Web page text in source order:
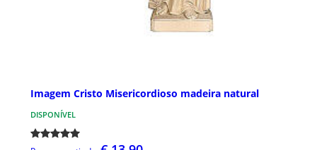
Imagem Cristo Misericordioso madeira natural
DISPONÍVEL